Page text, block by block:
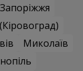
Запоріжжя
Миколаїв